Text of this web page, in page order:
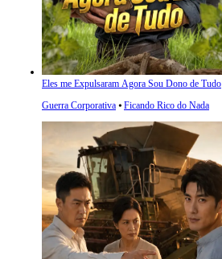
Eles me Expulsaram Agora Sou Dono de Tudo
Guerra Corporativa ⦁ Ficando Rico do Nada